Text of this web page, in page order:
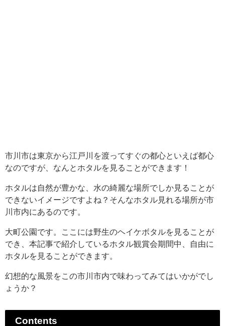
市川市は東京から江戸川を渡ってすぐの都心といえば都心
なのですが、なんとホタルを見ることができます！
ホタルは自然が豊かな、水の綺麗な場所でしか見ることが
できないイメージですよね？そんなホタル見れる場所が市
川市内にあるのです。
大町公園です。ここには野生のヘイケボタルを見ることが
でき、本記事で紹介しているホタル観賞会期間中、自由に
ホタルを見ることができます。
幻想的な風景をこの市川市内で味わってみてはいかがでし
ょうか？
Contents